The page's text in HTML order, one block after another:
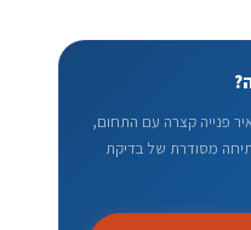
פנייה קצרה עם התחום,
מסודרת של בדיקת